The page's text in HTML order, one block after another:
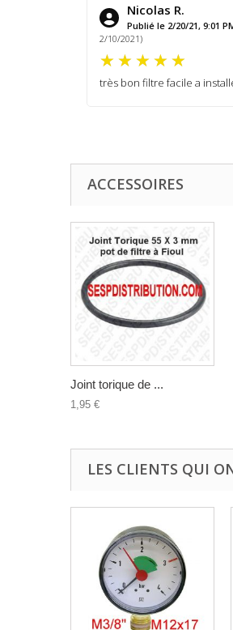
Nicolas R.
Publié le 2/20/21, 9:01
2/10/2021)
très bon filtre facile a
ACCESSOIRES
Joint torique de ...
1,95 €
LES CLIENTS QUI